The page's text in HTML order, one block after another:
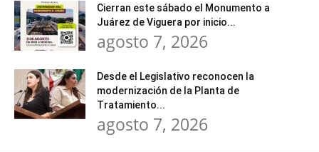
Cierran este sábado el Monumento a
Juárez de Viguera por inicio...
agosto 7, 2026
Desde el Legislativo reconocen la
modernización de la Planta de
Tratamiento...
agosto 7, 2026